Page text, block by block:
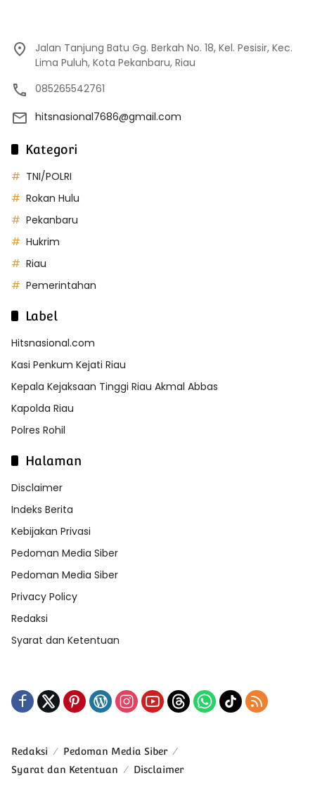
Jalan Tanjung Batu Gg. Berkah No. 18, Kel. Pesisir, Kec.
Lima Puluh, Kota Pekanbaru, Riau
085265542761
hitsnasional7686@gmail.com
Kategori
TNI/POLRI
Rokan Hulu
Pekanbaru
Hukrim
Riau
Pemerintahan
Label
Hitsnasional.com
Kasi Penkum Kejati Riau
Kepala Kejaksaan Tinggi Riau Akmal Abbas
Kapolda Riau
Polres Rohil
Halaman
Disclaimer
Indeks Berita
Kebijakan Privasi
Pedoman Media Siber
Pedoman Media Siber
Privacy Policy
Redaksi
Syarat dan Ketentuan
Redaksi
Pedoman Media Siber
Syarat dan Ketentuan
Disclaimer